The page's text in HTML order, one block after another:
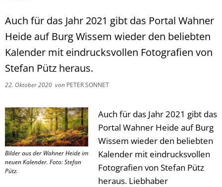
Auch für das Jahr 2021 gibt das Portal Wahner
Heide auf Burg Wissem wieder den beliebten
Kalender mit eindrucksvollen Fotografien von
Stefan Pütz heraus.
22. Oktober 2020 von PETER SONNET
Bilder aus der Wahner Heide im
neuen Kalender. Foto: Stefan
Pütz.
Auch für das Jahr 2021 gibt das
Portal Wahner Heide auf Burg
Wissem wieder den beliebten
Kalender mit eindrucksvollen
Fotografien von Stefan Pütz
heraus. Liebhaber